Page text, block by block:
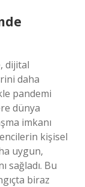
dijital
daha
pandemi
dünya
imkanı
kişisel
uygun,
sağladı. Bu
biraz